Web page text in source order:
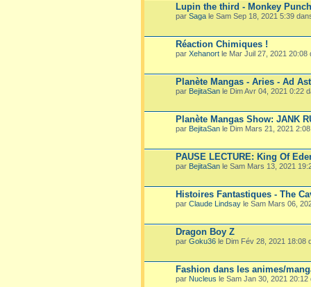
Lupin the third - Monkey Punch
par Saga le Sam Sep 18, 2021 5:39
Réaction Chimiques !
par Xehanort le Mar Juil 27, 2021
Planète Mangas - Aries - Ad
par BejitaSan le Dim Avr 04, 2021 0:22
Planète Mangas Show: JANK
par BejitaSan le Dim Mars 21, 2021
PAUSE LECTURE: King Of
par BejitaSan le Sam Mars 13, 2021
Histoires Fantastiques - The
par Claude Lindsay le Sam Mars 06,
Dragon Boy Z
par Goku36 le Dim Fév 28, 2021 18:08
Fashion dans les animes/
par Nucleus le Sam Jan 30, 2021